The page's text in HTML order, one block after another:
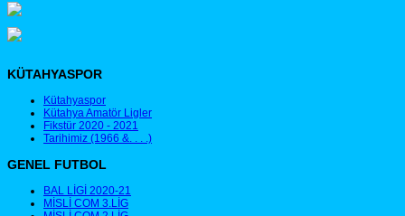
KÜTAHYASPOR
Kütahyaspor
Kütahya Amatör Ligler
Fikstür 2020 - 2021
Tarihimiz (1966 &. . . .)
GENEL FUTBOL
BAL LİGİ 2020-21
MİSLİ COM 3.LİG